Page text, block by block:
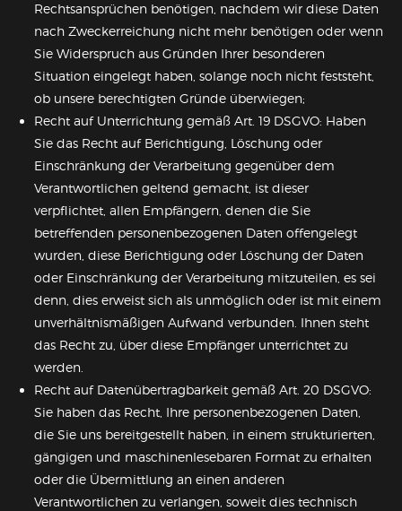
Rechtsansprüchen benötigen, nachdem wir diese Daten
nach Zweckerreichung nicht mehr benötigen oder wenn
Sie Widerspruch aus Gründen Ihrer besonderen
Situation eingelegt haben, solange noch nicht feststeht,
ob unsere berechtigten Gründe überwiegen;
Recht auf Unterrichtung gemäß Art. 19 DSGVO: Haben
Sie das Recht auf Berichtigung, Löschung oder
Einschränkung der Verarbeitung gegenüber dem
Verantwortlichen geltend gemacht, ist dieser
verpflichtet, allen Empfängern, denen die Sie
betreffenden personenbezogenen Daten offengelegt
wurden, diese Berichtigung oder Löschung der Daten
oder Einschränkung der Verarbeitung mitzuteilen, es sei
denn, dies erweist sich als unmöglich oder ist mit einem
unverhältnismäßigen Aufwand verbunden. Ihnen steht
das Recht zu, über diese Empfänger unterrichtet zu
werden.
Recht auf Datenübertragbarkeit gemäß Art. 20 DSGVO:
Sie haben das Recht, Ihre personenbezogenen Daten,
die Sie uns bereitgestellt haben, in einem strukturierten,
gängigen und maschinenlesebaren Format zu erhalten
oder die Übermittlung an einen anderen
Verantwortlichen zu verlangen, soweit dies technisch